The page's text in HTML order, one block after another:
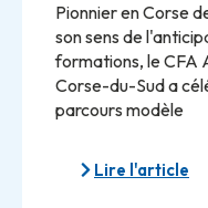
Pionnier en Corse
son sens de
formations, le CFA
Corse-du-Sud a
parcours modèle
Lire l'article